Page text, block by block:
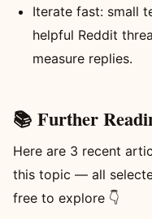
Iterate fast: small
helpful Reddit
measure replies.
📚 Further
Here are 3 recent
this topic — all
free to explore 👇